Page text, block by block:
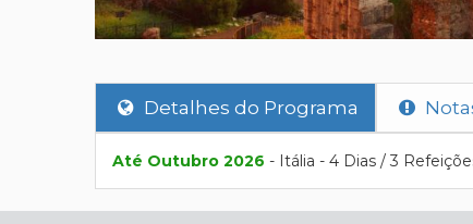
Detalhes do Programa
Até Outubro 2026 - Itália - 4 Dias / 3